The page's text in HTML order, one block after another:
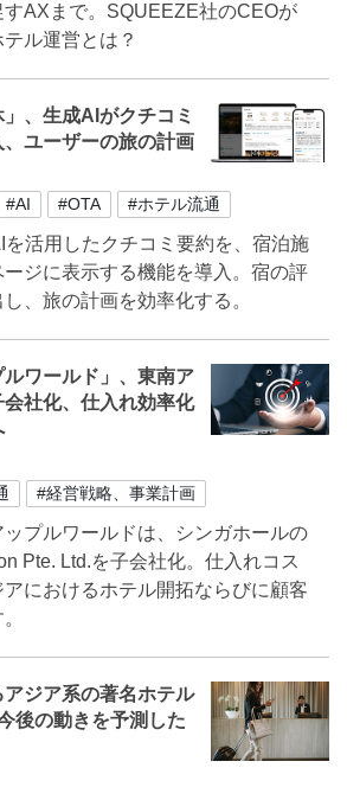
すAXまで。SQUEEZE社のCEOが
ル運営とは？
、生成AIがクチコミ
ユーザーの旅の計画
#AI #OTA #ホテル流通
活用したクチコミ要約を、宿泊施
ジに表示する機能を導入。宿の評
、旅の計画を効率化する。
ワールド」、東南ア
社化、仕入れ効率化
#経営戦略、事業計画
プルワールドは、シンガホールの
Pte. Ltd.を子会社化。仕入れコス
アにおけるホテル開拓ならびに顧客
アジア系の著名ホテル
後の動きを予測した